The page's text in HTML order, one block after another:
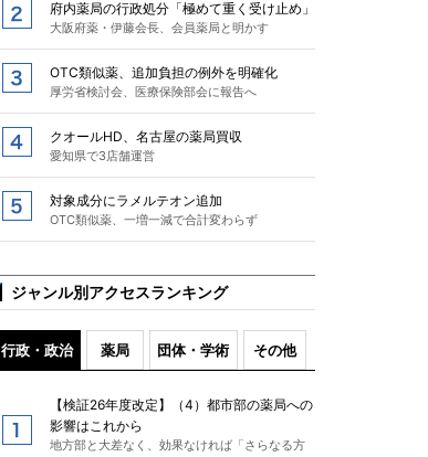
府内薬局の行政処分「極めて重く受け止め」
大阪府薬・伊藤会長、会員薬局と明かす
OTC類似薬、追加負担の例外を明確化
厚労省検討会、医療保険部会に報告へ
クオールHD、名古屋の薬局買収
愛知県で3店舗運営
対象成分にラメルテオン追加
OTC類似薬、一増一減で合計変わらず
ジャンル別アクセスランキング
行政・政治 薬局 団体・学術 その他
【検証26年度改定】（4）都市部の薬局への
影響はこれから
地方部と大差なく、効果なければ「さらなる方